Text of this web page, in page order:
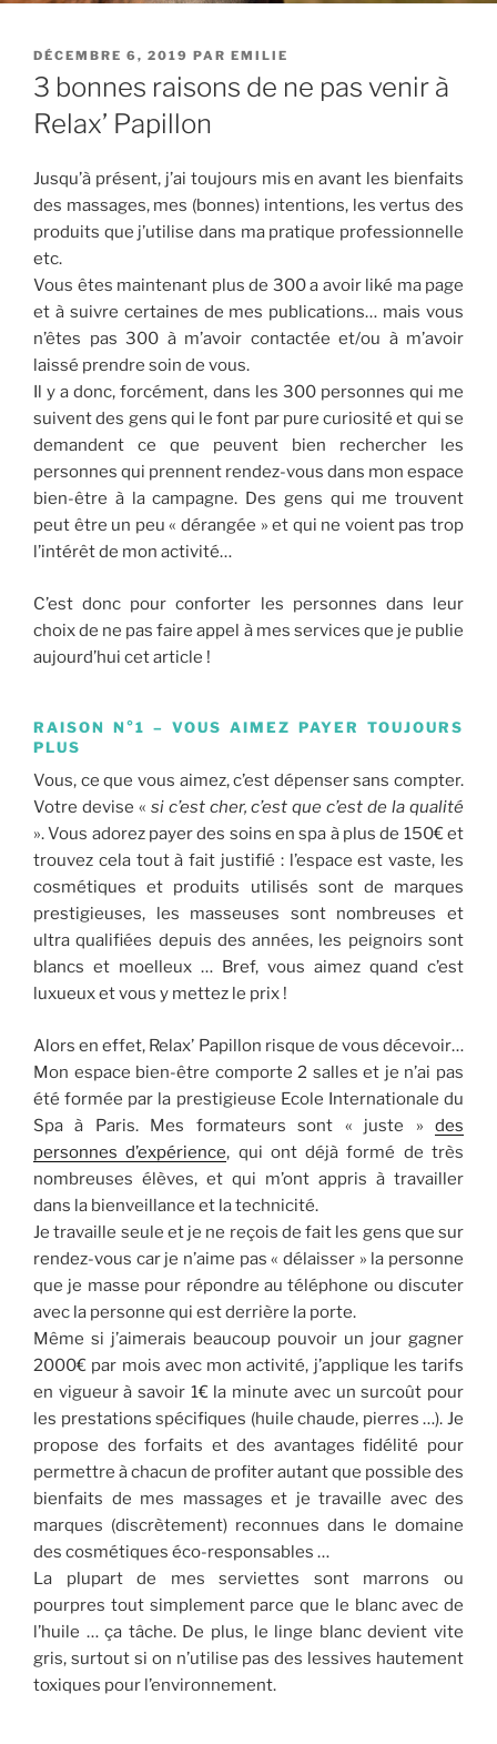
PUBLIÉ
LE
DÉCEMBRE 6, 2019 PAR EMILIE
3 bonnes raisons de ne pas venir à
Relax’ Papillon
Jusqu’à présent, j’ai toujours mis en avant les bienfaits
des massages, mes (bonnes) intentions, les vertus des
produits que j’utilise dans ma pratique professionnelle
etc.
Vous êtes maintenant plus de 300 a avoir liké ma page
et à suivre certaines de mes publications… mais vous
n’êtes pas 300 à m’avoir contactée et/ou à m’avoir
laissé prendre soin de vous.
Il y a donc, forcément, dans les 300 personnes qui me
suivent des gens qui le font par pure curiosité et qui se
demandent ce que peuvent bien rechercher les
personnes qui prennent rendez-vous dans mon espace
bien-être à la campagne. Des gens qui me trouvent
peut être un peu « dérangée » et qui ne voient pas trop
l’intérêt de mon activité…
C’est donc pour conforter les personnes dans leur
choix de ne pas faire appel à mes services que je publie
aujourd’hui cet article !
RAISON N°1 – VOUS AIMEZ PAYER TOUJOURS
PLUS
Vous, ce que vous aimez, c’est dépenser sans compter.
Votre devise « si c’est cher, c’est que c’est de la qualité
». Vous adorez payer des soins en spa à plus de 150€ et
trouvez cela tout à fait justifié : l’espace est vaste, les
cosmétiques et produits utilisés sont de marques
prestigieuses, les masseuses sont nombreuses et
ultra qualifiées depuis des années, les peignoirs sont
blancs et moelleux … Bref, vous aimez quand c’est
luxueux et vous y mettez le prix !
Alors en effet, Relax’ Papillon risque de vous décevoir…
Mon espace bien-être comporte 2 salles et je n’ai pas
été formée par la prestigieuse Ecole Internationale du
Spa à Paris. Mes formateurs sont « juste » des
personnes d’expérience, qui ont déjà formé de très
nombreuses élèves, et qui m’ont appris à travailler
dans la bienveillance et la technicité.
Je travaille seule et je ne reçois de fait les gens que sur
rendez-vous car je n’aime pas « délaisser » la personne
que je masse pour répondre au téléphone ou discuter
avec la personne qui est derrière la porte.
Même si j’aimerais beaucoup pouvoir un jour gagner
2000€ par mois avec mon activité, j’applique les tarifs
en vigueur à savoir 1€ la minute avec un surcoût pour
les prestations spécifiques (huile chaude, pierres …). Je
propose des forfaits et des avantages fidélité pour
permettre à chacun de profiter autant que possible des
bienfaits de mes massages et je travaille avec des
marques (discrètement) reconnues dans le domaine
des cosmétiques éco-responsables …
La plupart de mes serviettes sont marrons ou
pourpres tout simplement parce que le blanc avec de
l’huile … ça tâche. De plus, le linge blanc devient vite
gris, surtout si on n’utilise pas des lessives hautement
toxiques pour l’environnement.